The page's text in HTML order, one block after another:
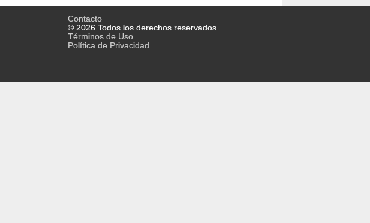
Contacto
© 2026 Todos los derechos reservados
Términos de Uso
Política de Privacidad